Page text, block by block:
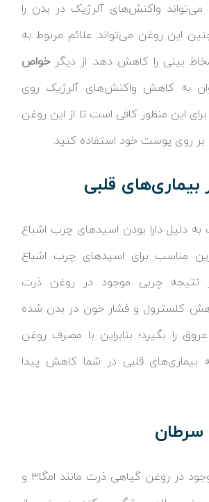
واکنش‌های آلرژیک در بدن را
این روغن می‌تواند علائم مربوط به
بینی را کاهش دهد. از دیگرخواص
به کاهش واکنش‌های آلرژیک روی
این منظور کافی است تا از این روغن
روی پوست خود استفاده کنید.
قلبی
دلیل دارا بودن اسیدهای چرب اشباع
مناسب برای اسیدهای چرب اشباع
نتیجه چربی موجود در روغن ذرت
کلسترول و فشار خون در بدن شده
را بگیرد؛ بنابراین با مصرف روغن
بیماری‌های قلبی در شما کاهش پیدا
سرطان
اسیدهای چرب موجود در روغن گیاهی ذرت مانند امگا۳ و